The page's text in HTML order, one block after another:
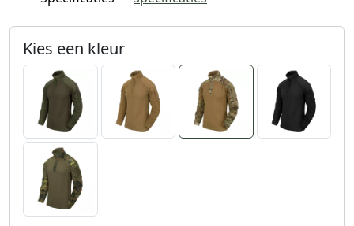
Kies een kleur